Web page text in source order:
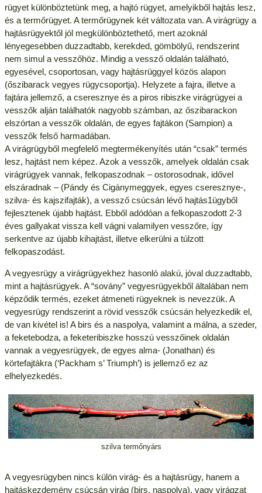
rügyet különböztetünk meg, a hajtó rügyet, amelyikből hajtás lesz,
és a termőrügyet. A termőrügynek két változata van. A virágrügy a
hajtásrügyektől jól megkülönböztethető, mert azoknál
lényegesebben duzzadtabb, kerekded, gömbölyű, rendszerint
nem simul a vesszőhöz. Mindig a vessző oldalán található,
egyesével, csoportosan, vagy hajtásrüggyel közös alapon
(őszibarack vegyes rügycsoportja). Helyzete a fajra, illetve a
fajtára jellemző, a cseresznye és a piros ribiszke virágrügyei a
vesszők alján találhatók nagyobb számban, az őszibarackon
elszórtan a vesszők oldalán, de egyes fajtákon (Sampion) a
vesszők felső harmadában.
A virágrügyből megfelelő megtermékenyítés után “csak” termés
lesz, hajtást nem képez. Azok a vesszők, amelyek oldalán csak
virágrügyek vannak, felkopaszodnak – ostorosodnak, idővel
elszáradnak – (Pándy és Cigánymeggyek, egyes cseresznye-,
szilva- és kajszifajták), a vessző csúcsán lévő hajtás1ügyből
fejlesztenek újabb hajtást. Ebből adódóan a felkopaszodott 2-3
éves gallyakat vissza kell vágni valamilyen vesszőre, így
serkentve az újabb kihajtást, illetve elkerülni a túlzott
felkopaszodást.
A vegyesrügy a virágrügyekhez hasonló alakú, jóval duzzadtabb,
mint a hajtásrügyek. A “sovány” vegyesrügyekből általában nem
képződik termés, ezeket átmeneti rügyeknek is nevezzük. A
vegyesrügy rendszerint a rövid vesszők csúcsán helyezkedik el,
de van kivétel is! A birs és a naspolya, valamint a málna, a szeder,
a feketebodza, a feketeribiszke hosszú vesszőinek oldalán
vannak a vegyesrügyek, de egyes alma- (Jonathan) és
körtefajtákra (‘Packham s’ Triumph’) is jellemző ez az
elhelyezkedés.
szilva termőnyárs
A vegyesrügyben nincs külön virág- és a hajtásrügy, hanem a
hajtáskezdemény csúcsán virág (birs, naspolya), vagy virágzat